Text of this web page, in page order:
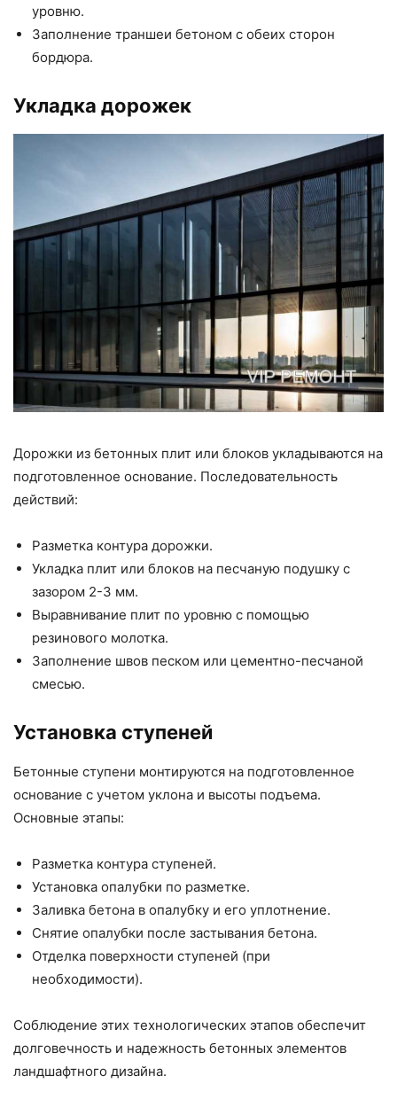
уровню.
Заполнение траншеи бетоном с обеих сторон
бордюра.
Укладка дорожек
Дорожки из бетонных плит или блоков укладываются на
подготовленное основание. Последовательность
действий:
Разметка контура дорожки.
Укладка плит или блоков на песчаную подушку с
зазором 2-3 мм.
Выравнивание плит по уровню с помощью
резинового молотка.
Заполнение швов песком или цементно-песчаной
смесью.
Установка ступеней
Бетонные ступени монтируются на подготовленное
основание с учетом уклона и высоты подъема.
Основные этапы:
Разметка контура ступеней.
Установка опалубки по разметке.
Заливка бетона в опалубку и его уплотнение.
Снятие опалубки после застывания бетона.
Отделка поверхности ступеней (при
необходимости).
Соблюдение этих технологических этапов обеспечит
долговечность и надежность бетонных элементов
ландшафтного дизайна.